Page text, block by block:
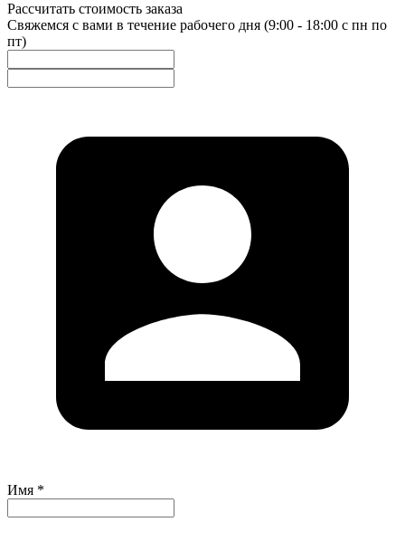
Рассчитать стоимость заказа
Свяжемся с вами в течение рабочего дня (9:00 - 18:00 с пн по
пт)
Имя *